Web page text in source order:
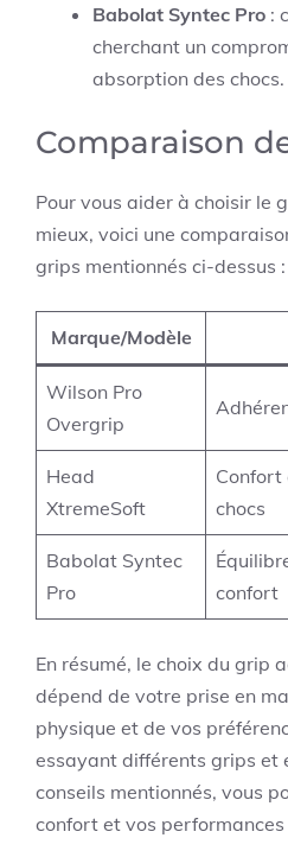
Babolat Syntec Pro :
cherchant un
absorption des chocs.
Comparaison
Pour vous aider à choisir le
mieux, voici une
grips mentionnés ci-dessus :
Marque/Modèle
Wilson Pro
Overgrip
Head
XtremeSoft
Confort
chocs
Babolat Syntec
Pro
confort
En résumé, le choix du grip
dépend de votre prise en
physique et de vos
essayant différents grips et
conseils mentionnés, vous
confort et vos